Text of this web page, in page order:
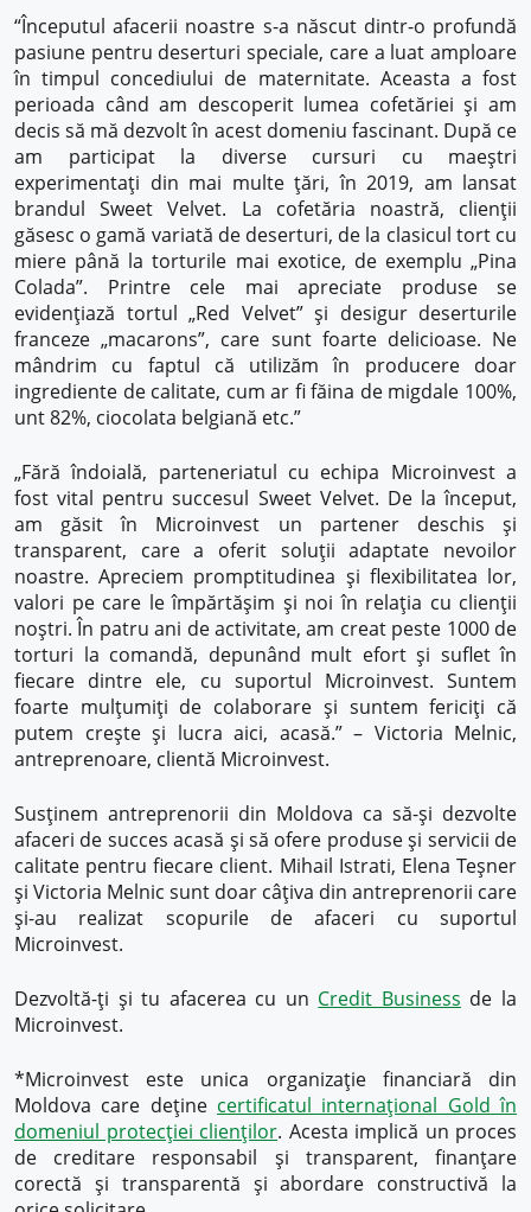
“Începutul afacerii noastre s-a născut dintr-o profundă
pasiune pentru deserturi speciale, care a luat amploare
în timpul concediului de maternitate. Aceasta a fost
perioada când am descoperit lumea cofetăriei și am
decis să mă dezvolt în acest domeniu fascinant. După ce
am participat la diverse cursuri cu maeștri
experimentați din mai multe țări, în 2019, am lansat
brandul Sweet Velvet. La cofetăria noastră, clienții
găsesc o gamă variată de deserturi, de la clasicul tort cu
miere până la torturile mai exotice, de exemplu „Pina
Colada”. Printre cele mai apreciate produse se
evidențiază tortul „Red Velvet” și desigur deserturile
franceze „macarons”, care sunt foarte delicioase. Ne
mândrim cu faptul că utilizăm în producere doar
ingrediente de calitate, cum ar fi făina de migdale 100%,
unt 82%, ciocolata belgiană etc.”
„Fără îndoială, parteneriatul cu echipa Microinvest a
fost vital pentru succesul Sweet Velvet. De la început,
am găsit în Microinvest un partener deschis și
transparent, care a oferit soluții adaptate nevoilor
noastre. Apreciem promptitudinea și flexibilitatea lor,
valori pe care le împărtășim și noi în relația cu clienții
noștri. În patru ani de activitate, am creat peste 1000 de
torturi la comandă, depunând mult efort și suflet în
fiecare dintre ele, cu suportul Microinvest. Suntem
foarte mulțumiți de colaborare și suntem fericiți că
putem crește și lucra aici, acasă.” – Victoria Melnic,
antreprenoare, clientă Microinvest.
Susținem antreprenorii din Moldova ca să-și dezvolte
afaceri de succes acasă și să ofere produse și servicii de
calitate pentru fiecare client. Mihail Istrati, Elena Teșner
și Victoria Melnic sunt doar câțiva din antreprenorii care
și-au realizat scopurile de afaceri cu suportul
Microinvest.
Dezvoltă-ți și tu afacerea cu un Credit Business de la
Microinvest.
*Microinvest este unica organizație financiară din
Moldova care deține certificatul internațional Gold în
domeniul protecției clienților. Acesta implică un proces
de creditare responsabil și transparent, finanțare
corectă și transparentă și abordare constructivă la